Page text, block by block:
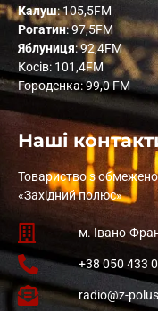
Калуш: 105,5FM
Рогатин: 97,5FM
Яблуниця: 92,4FM
Косів: 101,4FM
Городенка: 99,0 FM
Наші
Товариство з
«Західний полюс»
м. Івано-
+38 050 433
radio@z-